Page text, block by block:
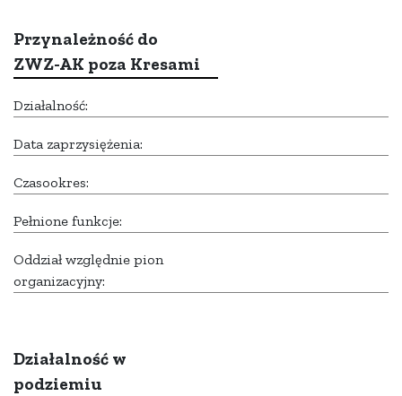
Przynależność do
ZWZ-AK poza Kresami
Działalność:
Data zaprzysiężenia:
Czasookres:
Pełnione funkcje:
Oddział względnie pion
organizacyjny:
Działalność w
podziemiu